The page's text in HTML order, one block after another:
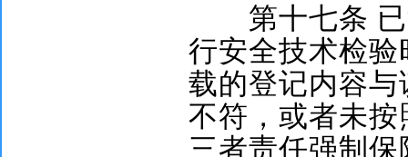
第十七条
行安全技术检
载的登记内容
不符，或者未
三者责任强制